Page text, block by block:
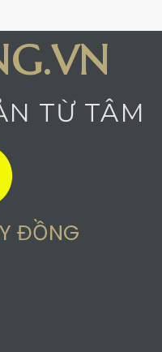
TỪ TÂM
ĐỒNG